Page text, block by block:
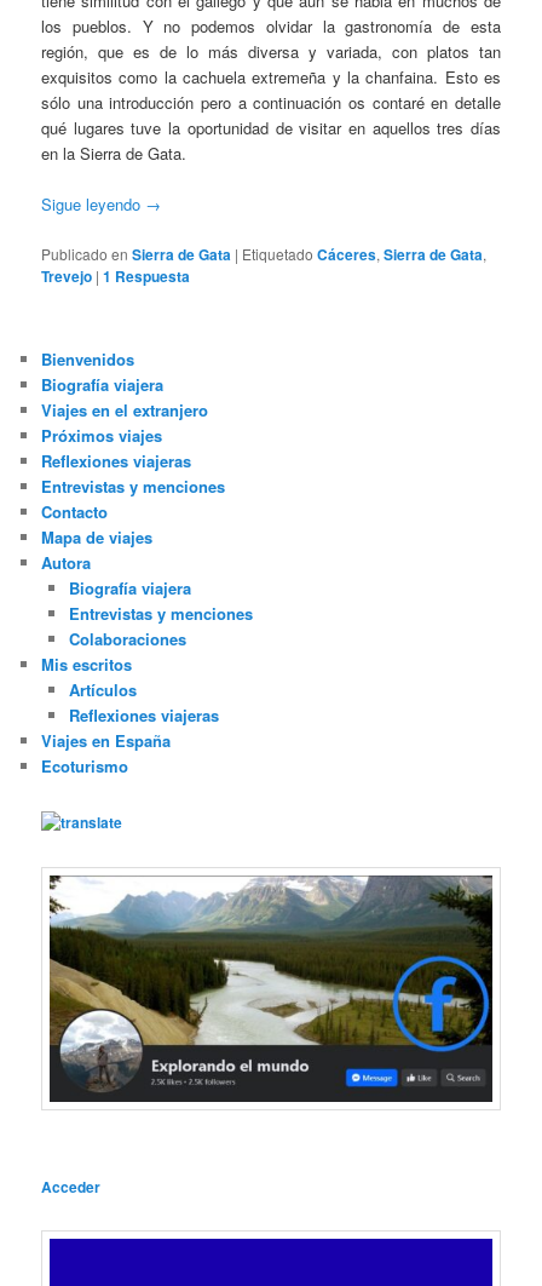
los pueblos. Y no podemos olvidar la gastronomía de esta
región, que es de lo más diversa y variada, con platos tan
exquisitos como la cachuela extremeña y la chanfaina. Esto es
sólo una introducción pero a continuación os contaré en detalle
qué lugares tuve la oportunidad de visitar en aquellos tres días
en la Sierra de Gata.
Sigue leyendo →
Publicado en Sierra de Gata | Etiquetado Cáceres,Sierra de Gata,
Trevejo |1 Respuesta
Bienvenidos
Biografía viajera
Viajes en el extranjero
Próximos viajes
Reflexiones viajeras
Entrevistas y menciones
Contacto
Mapa de viajes
Autora
Biografía viajera
Entrevistas y menciones
Colaboraciones
Mis escritos
Artículos
Reflexiones viajeras
Viajes en España
Ecoturismo
Acceder